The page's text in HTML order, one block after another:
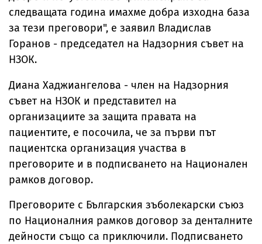
следващата година имахме добра изходна база
за тези преговори", е заявил Владислав
Горанов - председател на Надзорния съвет на
НЗОК.
Диана Хаджиангелова - член на Надзорния
съвет на НЗОК и представител на
организациите за защита правата на
пациентите, е посочила, че за първи път
пациентска организация участва в
преговорите и в подписването на Национален
рамков договор.
Преговорите с Българския зъболекарски съюз
по Националния рамков договор за денталните
дейности също са приключили. Подписването